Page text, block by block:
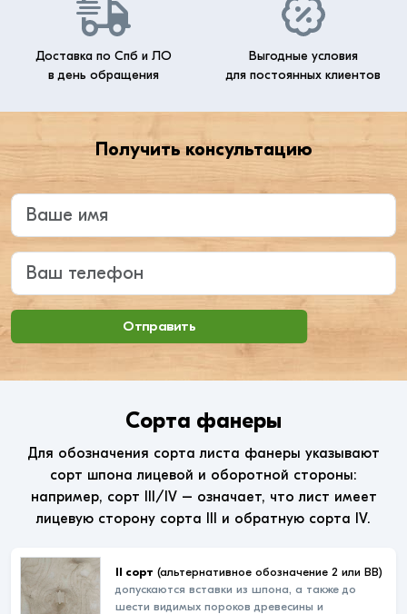
Доставка по Спб и ЛО
в день обращения
Выгодные условия
для постоянных клиентов
Получить консультацию
Введите ваше имя
Ваш телефон
Отправить
Сорта фанеры
Для обозначения сорта листа фанеры указывают
сорт шпона лицевой и оборотной стороны:
например, сорт III/IV – означает, что лист имеет
лицевую сторону сорта III и обратную сорта IV.
II сорт (альтернативное обозначение 2 или ВВ)
допускаются вставки из шпона, а также до
шести видимых пороков древесины и